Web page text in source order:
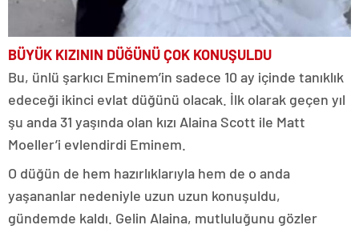
BÜYÜK KIZININ DÜĞÜNÜ ÇOK KONUŞULDU
Bu, ünlü şarkıcı Eminem’in sadece 10 ay içinde tanıklık
edeceği ikinci evlat düğünü olacak. İlk olarak geçen yıl
şu anda 31 yaşında olan kızı Alaina Scott ile Matt
Moeller’i evlendirdi Eminem.
O düğün de hem hazırlıklarıyla hem de o anda
yaşananlar nedeniyle uzun uzun konuşuldu,
gündemde kaldı. Gelin Alaina, mutluluğunu gözler